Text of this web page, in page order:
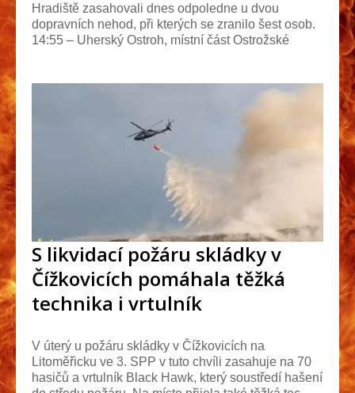
Hradiště zasahovali dnes odpoledne u dvou
dopravních nehod, při kterých se zranilo šest osob.
14:55 – Uherský Ostroh, místní část Ostrožské
S likvidací požáru skládky v
Čížkovicích pomáhala těžká
technika i vrtulník
V úterý u požáru skládky v Čížkovicích na
Litoměřicku ve 3. SPP v tuto chvíli zasahuje na 70
hasičů a vrtulník Black Hawk, který soustředí hašení